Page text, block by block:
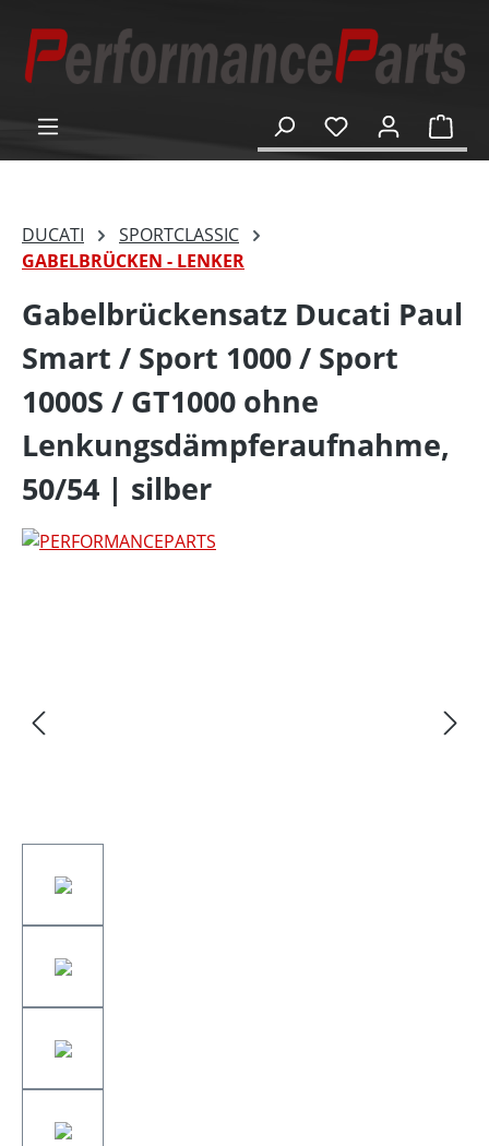
springen
DUCATI
SPORTCLASSIC
GABELBRÜCKEN - LENKER
Gabelbrückensatz Ducati Paul
Smart / Sport 1000 / Sport
1000S / GT1000 ohne
Lenkungsdämpferaufnahme,
50/54 | silber